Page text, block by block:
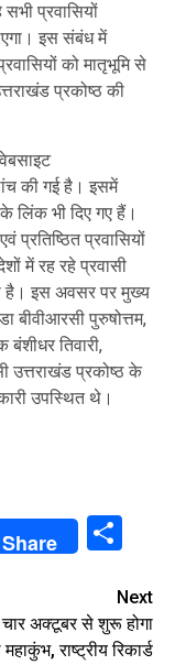
प्रवासियों
इस संबंध में
को मातृभूमि से
प्रकोष्ठ की
की गई है। इसमें
लिंक भी दिए गए हैं।
प्रतिष्ठित प्रवासियों
में रह रहे प्रवासी
है। इस अवसर पर मुख्य
बीवीआरसी पुरुषोत्तम,
तिवारी,
उत्तराखंड प्रकोष्ठ के
उपस्थित थे।
Share
Next
अक्टूबर से शुरू होगा
राष्ट्रीय रिकार्ड